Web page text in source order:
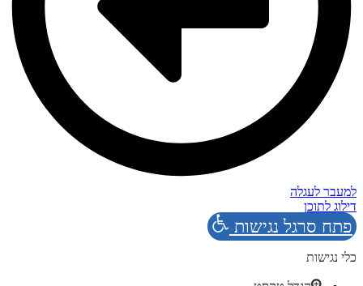
למעבר לעגלה
דילוג לתוכן
פתח סרגל נגישות
כלי נגישות